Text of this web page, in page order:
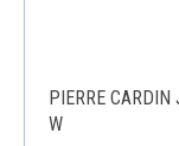
PIERRE
W